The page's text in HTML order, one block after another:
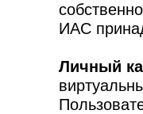
ИАС
Личный